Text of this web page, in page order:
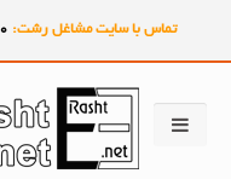
تماس با سایت مشاغل رشت: 920